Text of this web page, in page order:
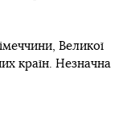
Великої
країн. Незначна